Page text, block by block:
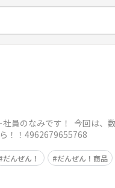
員のなみです！ 今回は、
！！4962679655768
だんぜん！ だんぜん！商品